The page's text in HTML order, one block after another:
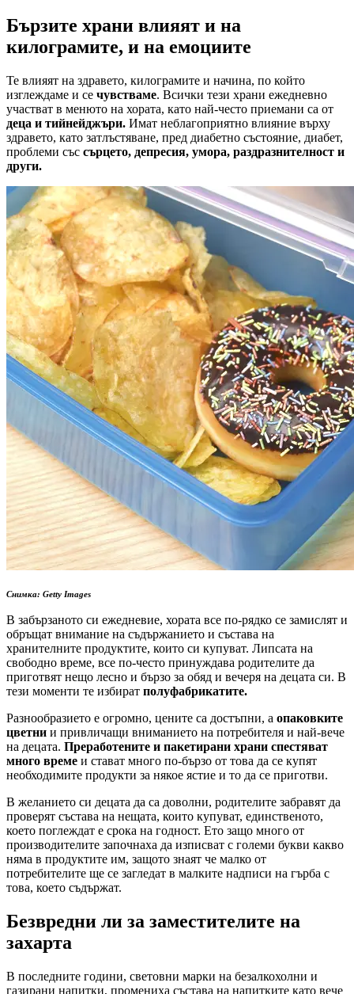
Бързите храни влияят и на
килограмите, и на емоциите
Те влияят на здравето, килограмите и начина, по който
изглеждаме и се чувстваме. Всички тези храни ежедневно
участват в менюто на хората, като най-често приемани са от
деца и тийнейджъри. Имат неблагоприятно влияние върху
здравето, като затлъстяване, пред диабетно състояние, диабет,
проблеми със сърцето, депресия, умора, раздразнителност и
други.
Снимка: Getty Images
В забързаното си ежедневие, хората все по-рядко се замислят и
обръщат внимание на съдържанието и състава на
хранителните продуктите, които си купуват. Липсата на
свободно време, все по-често принуждава родителите да
приготвят нещо лесно и бързо за обяд и вечеря на децата си. В
тези моменти те избират полуфабрикатите.
Разнообразието е огромно, цените са достъпни, а опаковките
цветни и привличащи вниманието на потребителя и най-вече
на децата. Преработените и пакетирани храни спестяват
много време и стават много по-бързо от това да се купят
необходимите продукти за някое ястие и то да се приготви.
В желанието си децата да са доволни, родителите забравят да
проверят състава на нещата, които купуват, единственото,
което поглеждат е срока на годност. Ето защо много от
производителите започнаха да изписват с големи букви какво
няма в продуктите им, защото знаят че малко от
потребителите ще се загледат в малките надписи на гърба с
това, което съдържат.
Безвредни ли за заместителите на
захарта
В последните години, световни марки на безалкохолни и
газирани напитки, промениха състава на напитките като вече